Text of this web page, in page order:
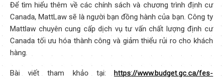
Để tìm hiểu thêm về các chính sách và chương trình định cư
Canada, MattLaw sẽ là người bạn đồng hành của bạn. Công ty
Mattlaw chuyên cung cấp dịch vụ tư vấn chất lượng định cư
Canada tối ưu hóa thành công và giảm thiểu rủi ro cho khách
hàng.
Bài viết tham khảo tại: https://www.budget.gc.ca/fes-